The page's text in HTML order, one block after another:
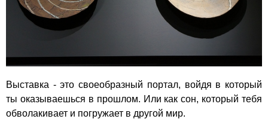
Выставка - это своеобразный портал, войдя в который
ты оказываешься в прошлом. Или как сон, который тебя
обволакивает и погружает в другой мир.